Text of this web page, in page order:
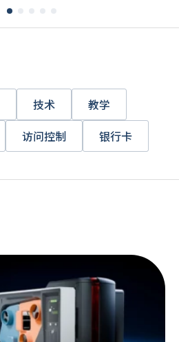
技术
教学
访问控制
银行卡